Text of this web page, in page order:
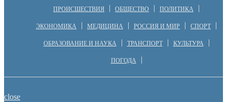
ПРОИСШЕСТВИЯ ОБЩЕСТВО ПОЛИТИКА
ЭКОНОМИКА МЕДИЦИНА РОССИЯ И МИР СПОРТ
ОБРАЗОВАНИЕ И НАУКА ТРАНСПОРТ КУЛЬТУРА
ПОГОДА
close